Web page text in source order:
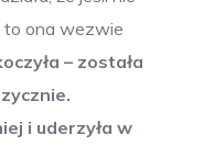
to ona wezwie
– została
i uderzyła w